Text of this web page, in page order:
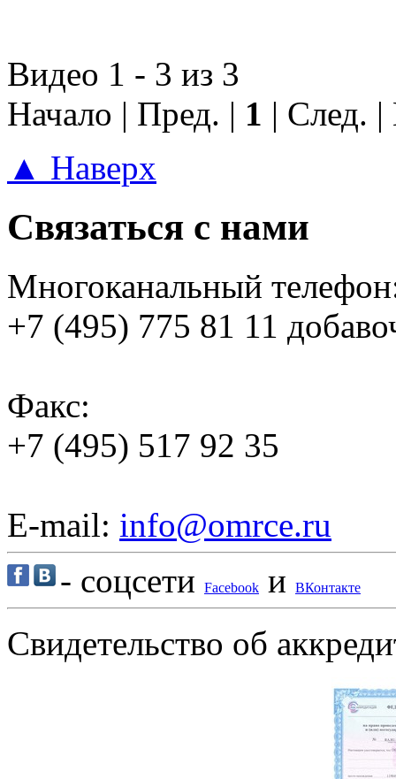
Видео 1 - 3 из 3
Начало | Пред. | 1 | След.
▲ Наверх
Связаться с нами
Многоканальный
+7 (495) 775 81 11
Факс:
+7 (495) 517 92 35
E-mail: info@omrce.ru
- соцсети
Facebook и ВКонтакте
Свидетельство об